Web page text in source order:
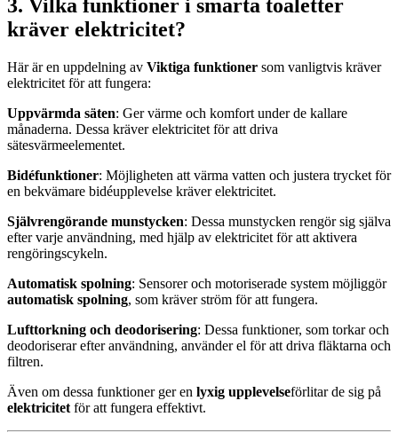
3. Vilka funktioner i smarta toaletter
kräver elektricitet?
Här är en uppdelning av Viktiga funktioner som vanligtvis kräver
elektricitet för att fungera:
Uppvärmda säten: Ger värme och komfort under de kallare
månaderna. Dessa kräver elektricitet för att driva
sätesvärmeelementet.
Bidéfunktioner: Möjligheten att värma vatten och justera trycket för
en bekvämare bidéupplevelse kräver elektricitet.
Självrengörande munstycken: Dessa munstycken rengör sig själva
efter varje användning, med hjälp av elektricitet för att aktivera
rengöringscykeln.
Automatisk spolning: Sensorer och motoriserade system möjliggör
automatisk spolning, som kräver ström för att fungera.
Lufttorkning och deodorisering: Dessa funktioner, som torkar och
deodoriserar efter användning, använder el för att driva fläktarna och
filtren.
Även om dessa funktioner ger en lyxig upplevelseförlitar de sig på
elektricitet för att fungera effektivt.